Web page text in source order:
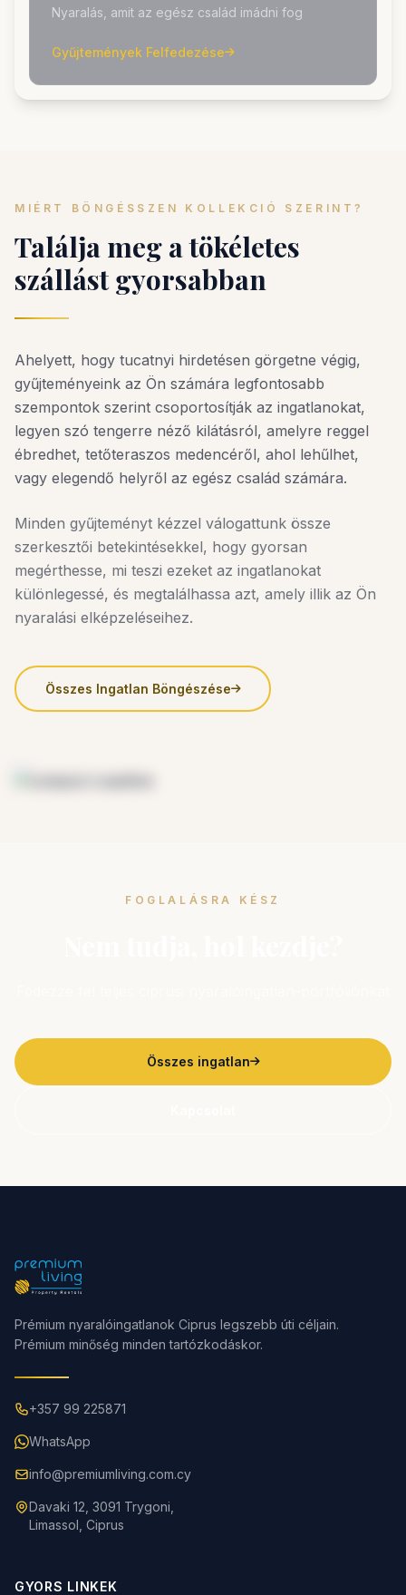
Nyaralás, amit az egész család imádni fog
Gyűjtemények Felfedezése
MIÉRT BÖNGÉSSZEN KOLLEKCIÓ SZERINT?
Találja meg a tökéletes
szállást gyorsabban
Ahelyett, hogy tucatnyi hirdetésen görgetne végig,
gyűjteményeink az Ön számára legfontosabb
szempontok szerint csoportosítják az ingatlanokat,
legyen szó tengerre néző kilátásról, amelyre reggel
ébredhet, tetőteraszos medencéről, ahol lehűlhet,
vagy elegendő helyről az egész család számára.
Minden gyűjteményt kézzel válogattunk össze
szerkesztői betekintésekkel, hogy gyorsan
megérthesse, mi teszi ezeket az ingatlanokat
különlegessé, és megtalálhassa azt, amely illik az Ön
nyaralási elképzeléseihez.
Összes Ingatlan Böngészése
FOGLALÁSRA KÉSZ
Összes ingatlan
Prémium nyaralóingatlanok Ciprus legszebb úti céljain.
Prémium minőség minden tartózkodáskor.
+357 99 225871
WhatsApp
info@premiumliving.com.cy
Davaki 12, 3091 Trygoni,
Limassol, Ciprus
GYORS LINKEK